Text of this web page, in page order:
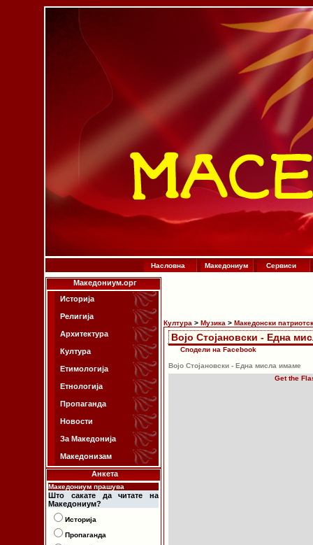
Насловна Македониум Сервиси
Македониум.орг
Историја
Религија
Архитектура
Култура
Етимологија
Етнологија
Пропаганда
Новости
За Македонија
Македонизам
Анкета
Македониум прашува
Што сакате да читате на
Македониум?
Историја
Пропаганда
Култура > Музика > Македонски
Војо Стојановски - Една
Сподели на Facebook
Војо Стојановски - Една мисла имаме
Get the